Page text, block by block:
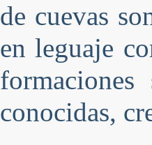
de cuevas
en leguaje
conocidas,